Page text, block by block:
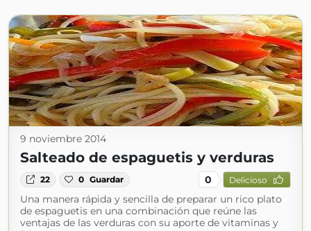
9 noviembre 2014
Salteado de espaguetis y verduras
22 0 Guardar 0 Delicioso
Una manera rápida y sencilla de preparar un rico plato
de espaguetis en una combinación que reúne las
ventajas de las verduras con su aporte de vitaminas y